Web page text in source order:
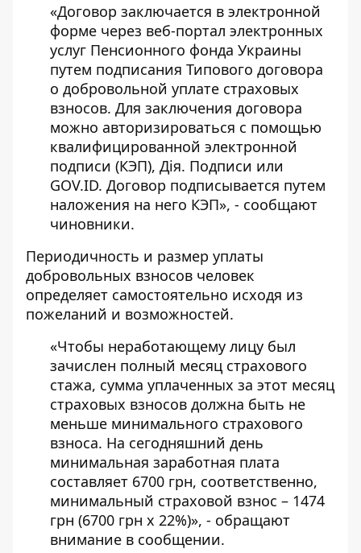
«Договор заключается в электронной
форме через веб-портал электронных
услуг Пенсионного фонда Украины
путем подписания Типового договора
о добровольной уплате страховых
взносов. Для заключения договора
можно авторизироваться с помощью
квалифицированной электронной
подписи (КЭП), Дія. Подписи или
GOV.ID. Договор подписывается путем
наложения на него КЭП», - сообщают
чиновники.
Периодичность и размер уплаты
добровольных взносов человек
определяет самостоятельно исходя из
пожеланий и возможностей.
«Чтобы неработающему лицу был
зачислен полный месяц страхового
стажа, сумма уплаченных за этот месяц
страховых взносов должна быть не
меньше минимального страхового
взноса. На сегодняшний день
минимальная заработная плата
составляет 6700 грн, соответственно,
минимальный страховой взнос – 1474
грн (6700 грн х 22%)», - обращают
внимание в сообщении.